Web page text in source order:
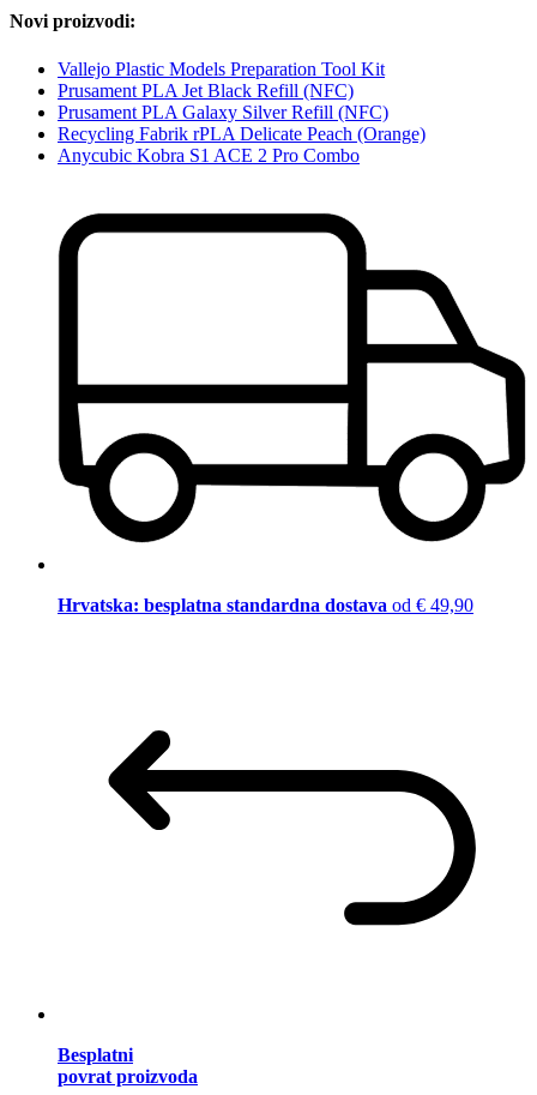
Novi proizvodi:
Vallejo Plastic Models Preparation Tool Kit
Prusament PLA Jet Black Refill (NFC)
Prusament PLA Galaxy Silver Refill (NFC)
Recycling Fabrik rPLA Delicate Peach (Orange)
Anycubic Kobra S1 ACE 2 Pro Combo
Hrvatska: besplatna standardna dostava od € 49,90
Besplatni
povrat proizvoda